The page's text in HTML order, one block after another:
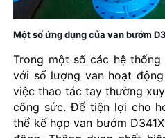
Một số ứng dụng của van bướm
Trong một số các hệ
với số lượng van hoạt
việc thao tác tay thường
công sức. Để tiện lợi cho
thể kế hợp van bướm